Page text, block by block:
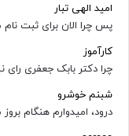
امید الهی تبار
پس چرا الان برای ثبت نام
کارآموز
چرا دکتر بابک جعفری رای
شبنم خوشرو
درود، امیدوارم هنگام